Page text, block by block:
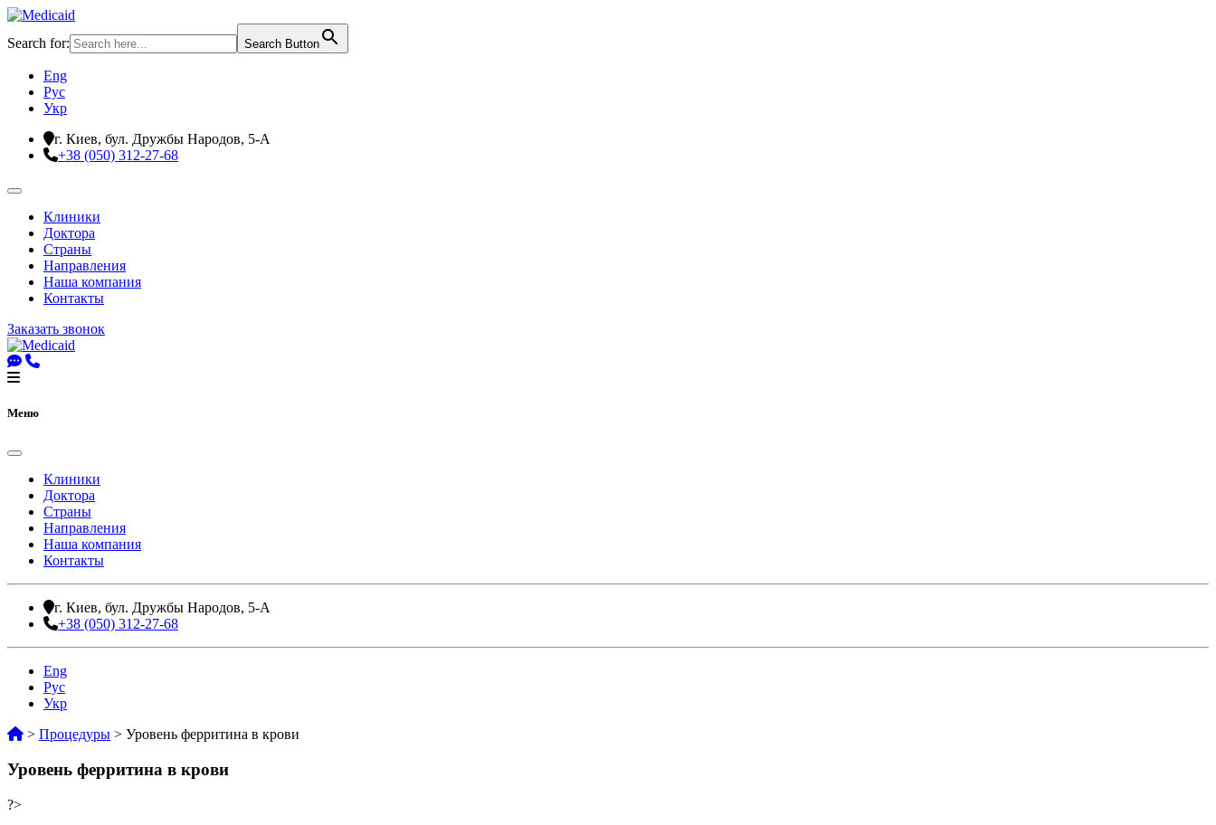
Search for: Search Button
Eng
Рус
Укр
г. Киев, бул. Дружбы Народов, 5-А
+38 (050) 312-27-68
Клиники
Доктора
Страны
Направления
Наша компания
Контакты
Заказать звонок
Меню
Клиники
Доктора
Страны
Направления
Наша компания
Контакты
г. Киев, бул. Дружбы Народов, 5-А
+38 (050) 312-27-68
Eng
Рус
Укр
> Процедуры > Уровень ферритина в крови
Уровень ферритина в крови
?>